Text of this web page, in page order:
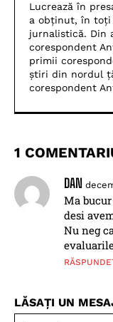
Lucrează în
a obținut, în toți
jurnalistică. Din
corespondent
primii
știri din nordul
corespondent
1
DAN
Ma
desi
Nu neg
LĂSAȚI UN